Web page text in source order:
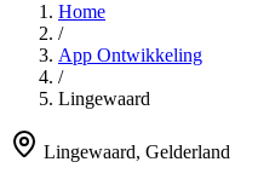
Home
/
App Ontwikkeling
/
Lingewaard
Lingewaard, Gelderland